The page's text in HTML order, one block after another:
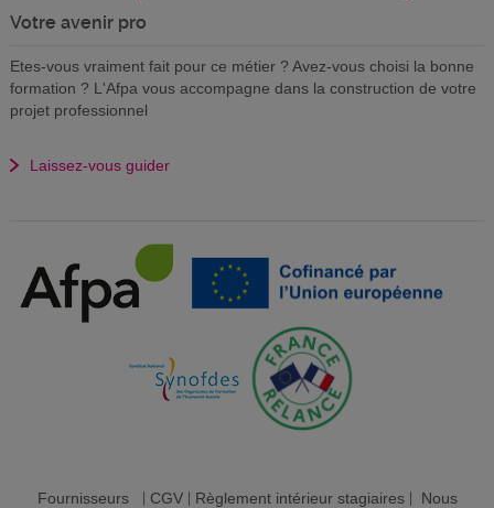
Votre avenir pro
Etes-vous vraiment fait pour ce métier ? Avez-vous choisi la bonne
formation ? L'Afpa vous accompagne dans la construction de votre
projet professionnel
Laissez-vous guider
Fournisseurs| CGV| Règlement intérieur stagiaires| Nous